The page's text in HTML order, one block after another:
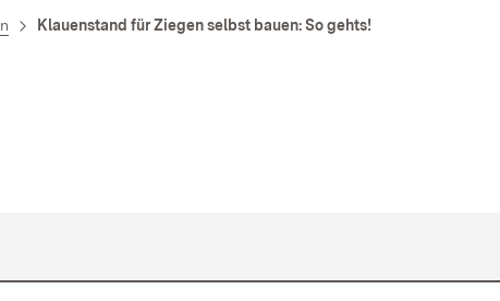
Klauenstand für Ziegen selbst bauen: So gehts!